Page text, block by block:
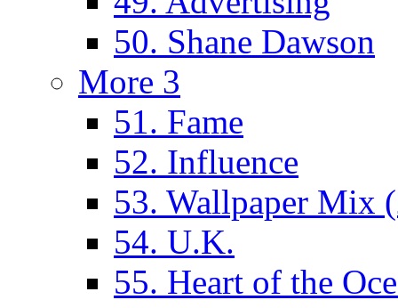
50. Shane Dawson
More 3
51. Fame
52. Influence
53. Wallpaper Mix
54. U.K.
55. Heart of the